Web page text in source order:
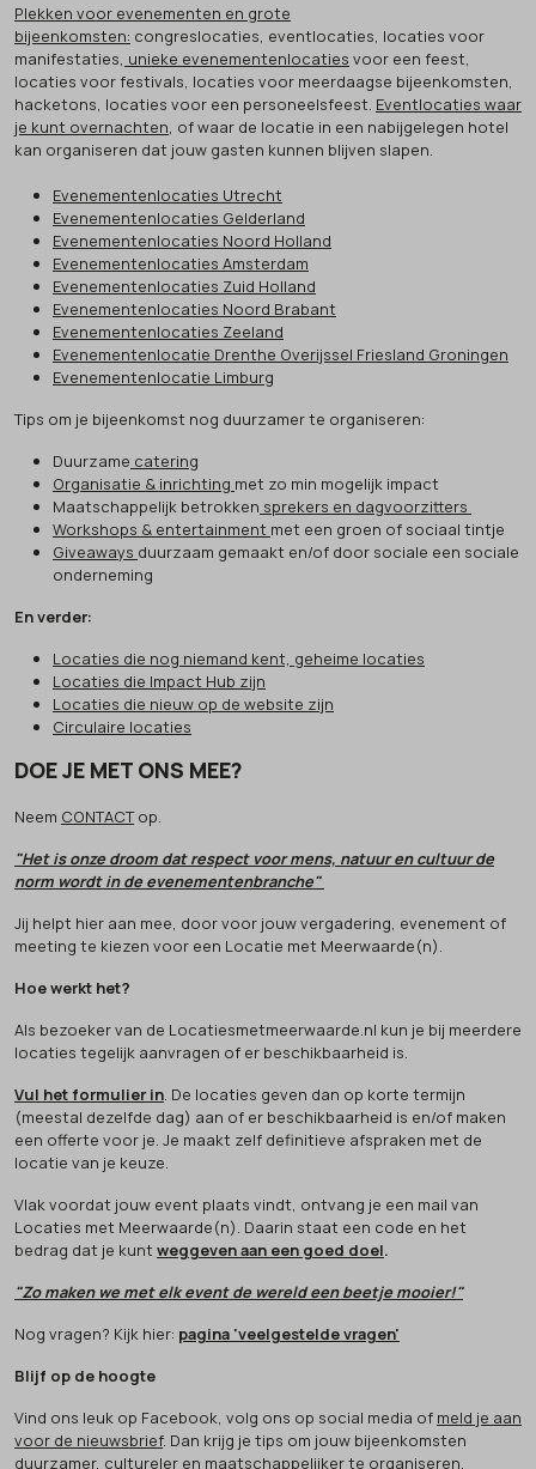
Plekken voor evenementen en grote
bijeenkomsten: congreslocaties, eventlocaties, locaties voor
manifestaties, unieke evenementenlocaties voor een feest,
locaties voor festivals, locaties voor meerdaagse bijeenkomsten,
hacketons, locaties voor een personeelsfeest. Eventlocaties waar
je kunt overnachten, of waar de locatie in een nabijgelegen hotel
kan organiseren dat jouw gasten kunnen blijven slapen.
Evenementenlocaties Utrecht
Evenementenlocaties Gelderland
Evenementenlocaties Noord Holland
Evenementenlocaties Amsterdam
Evenementenlocaties Zuid Holland
Evenementenlocaties Noord Brabant
Evenementenlocaties Zeeland
Evenementenlocatie Drenthe Overijssel Friesland Groningen
Evenementenlocatie Limburg
Tips om je bijeenkomst nog duurzamer te organiseren:
Duurzame catering
Organisatie & inrichting met zo min mogelijk impact
Maatschappelijk betrokken sprekers en dagvoorzitters
Workshops & entertainment met een groen of sociaal tintje
Giveaways duurzaam gemaakt en/of door sociale een sociale
onderneming
En verder:
Locaties die nog niemand kent, geheime locaties
Locaties die Impact Hub zijn
Locaties die nieuw op de website zijn
Circulaire locaties
DOE JE MET ONS MEE?
Neem CONTACTop.
"Het is onze droom dat respect voor mens, natuur en cultuur de
norm wordt in de evenementenbranche"
Jij helpt hier aan mee, door voor jouw vergadering, evenement of
meeting te kiezen voor een Locatie met Meerwaarde(n).
Hoe werkt het?
Als bezoeker van de Locatiesmetmeerwaarde.nl kun je bij meerdere
locaties tegelijk aanvragen of er beschikbaarheid is.
Vul het formulier in. De locaties geven dan op korte termijn
(meestal dezelfde dag) aan of er beschikbaarheid is en/of maken
een offerte voor je. Je maakt zelf definitieve afspraken met de
locatie van je keuze.
Vlak voordat jouw event plaats vindt, ontvang je een mail van
Locaties met Meerwaarde(n). Daarin staat een code en het
bedrag dat je kunt weggeven aan een goed doel.
"Zo maken we met elk event de wereld een beetje mooier!"
Nog vragen? Kijk hier: pagina 'veelgestelde vragen'
Blijf op de hoogte
Vind ons leuk op Facebook, volg ons op social media of meld je aan
voor de nieuwsbrief. Dan krijg je tips om jouw bijeenkomsten
duurzamer, cultureler en maatschappelijker te organiseren.